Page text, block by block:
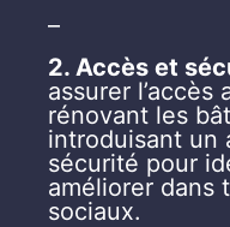
–
2. Accès et
assurer l’accès
rénovant les
introduisant un
sécurité pour
améliorer dans
sociaux.